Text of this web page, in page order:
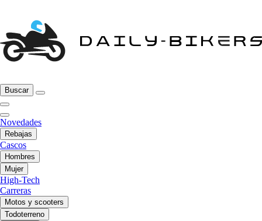
Buscar
Novedades
Rebajas
Cascos
Hombres
Mujer
High-Tech
Carreras
Motos y scooters
Todoterreno